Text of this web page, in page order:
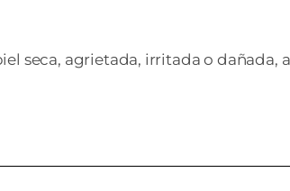
seca, agrietada, irritada o dañada,